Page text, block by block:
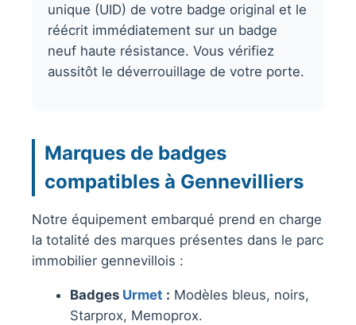
unique (UID) de votre badge original et le
réécrit immédiatement sur un badge
neuf haute résistance. Vous vérifiez
aussitôt le déverrouillage de votre porte.
Marques de badges
compatibles à Gennevilliers
Notre équipement embarqué prend en charge
la totalité des marques présentes dans le parc
immobilier gennevillois :
Badges Urmet : Modèles bleus, noirs,
Starprox, Memoprox.